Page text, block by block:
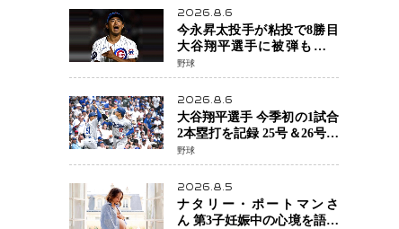
ず ・・・謝罪と改革姿勢
2026.8.6
今永昇太投手が粘投で8勝目
大谷翔平選手に被弾も「穴
がない打者」と脱帽
野球
2026.8.6
大谷翔平選手 今季初の1試合
2本塁打を記録 25号＆26号の
猛打賞もドジャースは今季
ワーストの6連敗
野球
2026.8.5
ナタリー・ポートマンさ
ん 第3子妊娠中の心境を語る